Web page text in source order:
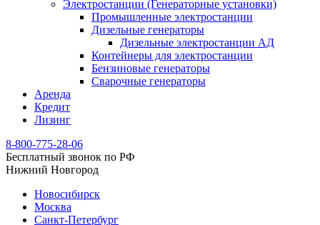
Электростанции (Генераторные установки)
Промышленные электростанции
Дизельные генераторы
Дизельные электростанции АД
Контейнеры для электростанции
Бензиновые генераторы
Сварочные генераторы
Аренда
Кредит
Лизинг
8-800-775-28-06
Бесплатный звонок по РФ
Нижний Новгород
Новосибирск
Москва
Санкт-Петербург